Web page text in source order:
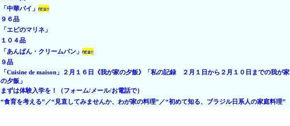
「中華パイ」
９６品
「エビのマリネ」
１０４品
「あんぱん・クリームパン」
９品
「Cuisine de maison」２月１６日《我が家の夕飯》「私の記録 ２月１日から２月１０日までの我が家
の夕飯」
まずは体験入学を！（フォーム/メール/お電話で）
“食育を考える”／“見直してみませんか、わが家の料理” ／“初めて知る、ブラジル日系人の家庭料理”